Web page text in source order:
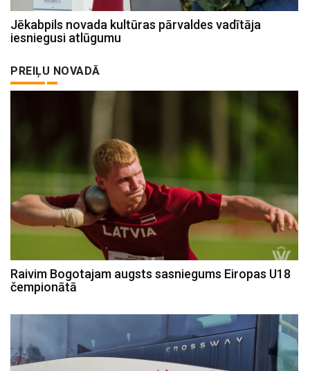
Jēkabpils novada kultūras pārvaldes vadītāja
iesniegusi atlūgumu
PREIĻU NOVADĀ
Raivim Bogotajam augsts sasniegums Eiropas U18
čempionātā